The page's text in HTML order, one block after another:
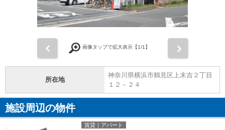
画像タップで拡大表示【1/1】
所在地
神奈川県横浜市鶴見区上末吉２丁目
１２－２４
施設周辺の物件
賃貸｜アパート